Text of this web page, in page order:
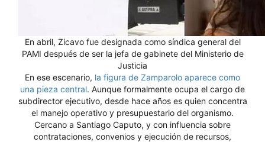
En abril, Zicavo fue designada como síndica general del
PAMI después de ser la jefa de gabinete del Ministerio de
Justicia
En ese escenario, la figura de Zamparolo aparece como
una pieza central. Aunque formalmente ocupa el cargo de
subdirector ejecutivo, desde hace años es quien concentra
el manejo operativo y presupuestario del organismo.
Cercano a Santiago Caputo, y con influencia sobre
contrataciones, convenios y ejecución de recursos,